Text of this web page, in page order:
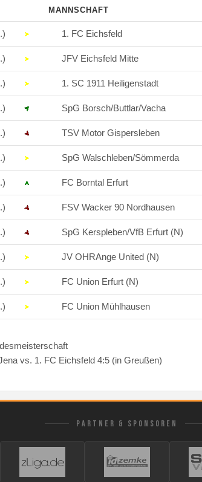
MANNSCHAFT
1. FC Eichsfeld
JFV Eichsfeld Mitte
1. SC 1911 Heiligenstadt
SpG Borsch/Buttlar/Vacha
TSV Motor Gispersleben
SpG Walschleben/Sömmerda
FC Borntal Erfurt
FSV Wacker 90 Nordhausen
SpG Kerspleben/VfB Erfurt (N)
JV OHRAnge United (N)
FC Union Erfurt (N)
FC Union Mühlhausen
vs. 1. FC Eichsfeld 4:5 (in Greußen)
PARTNER & SPONSOREN